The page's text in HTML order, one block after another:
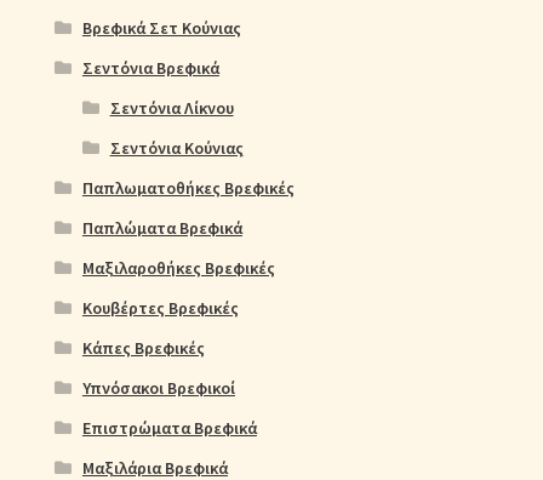
Βρεφικά Σετ Κούνιας
Σεντόνια Βρεφικά
Σεντόνια Λίκνου
Σεντόνια Κούνιας
Παπλωματοθήκες Βρεφικές
Παπλώματα Βρεφικά
Μαξιλαροθήκες Βρεφικές
Κουβέρτες Βρεφικές
Κάπες Βρεφικές
Υπνόσακοι Βρεφικοί
Επιστρώματα Βρεφικά
Μαξιλάρια Βρεφικά